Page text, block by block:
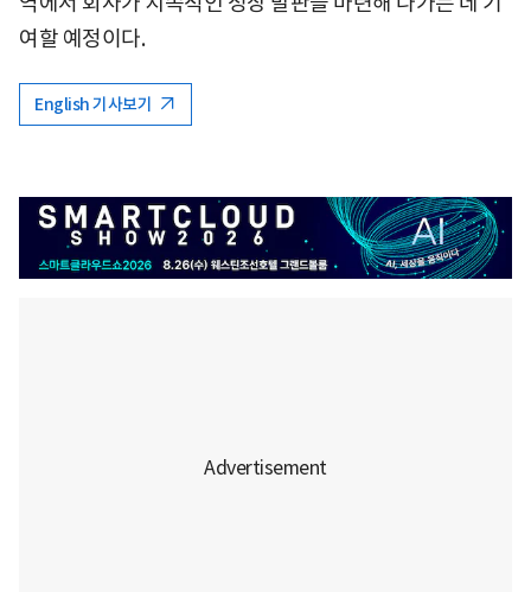
여할 예정이다.
English 기사보기